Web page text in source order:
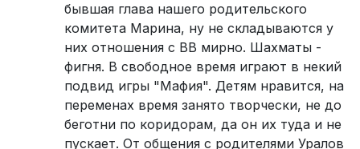
бывшая глава нашего родительского
комитета Марина, ну не складываются у
них отношения с ВВ мирно. Шахматы -
фигня. В свободное время играют в некий
подвид игры "Мафия". Детям нравится, на
переменах время занято творчески, не до
беготни по коридорам, да он их туда и не
пускает. От общения с родителями Уралов